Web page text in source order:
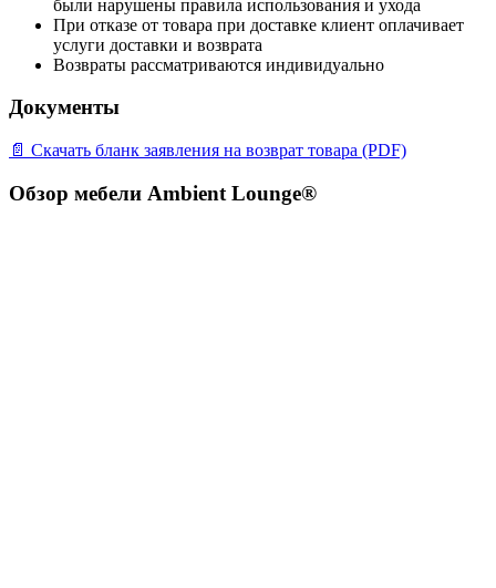
были нарушены правила использования и ухода
При отказе от товара при доставке клиент оплачивает
услуги доставки и возврата
Возвраты рассматриваются индивидуально
Документы
📄 Скачать бланк заявления на возврат товара (PDF)
Обзор мебели Ambient Lounge®